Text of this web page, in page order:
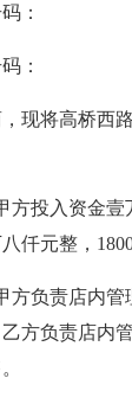
：
：
现将高桥西
方投入资金壹
仟元整，
方负责店内
方负责店内